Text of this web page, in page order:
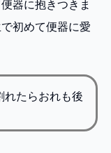
器に抱きつきま
初めて便器に愛
れたらおれも後